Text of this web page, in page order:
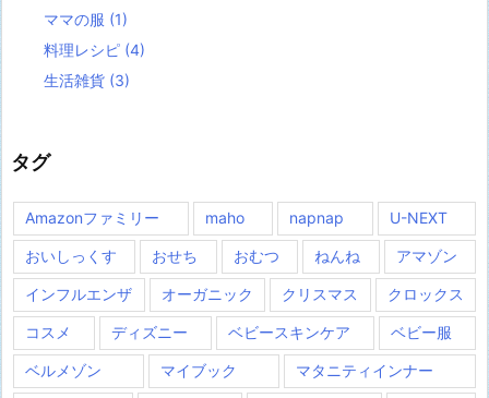
ママの服 (1)
料理レシピ (4)
生活雑貨 (3)
タグ
Amazonファミリー maho napnap U-NEXT
おいしっくす おせち おむつ ねんね アマゾン
インフルエンザ オーガニック クリスマス クロックス
コスメ ディズニー ベビースキンケア ベビー服
ベルメゾン マイブック マタニティインナー